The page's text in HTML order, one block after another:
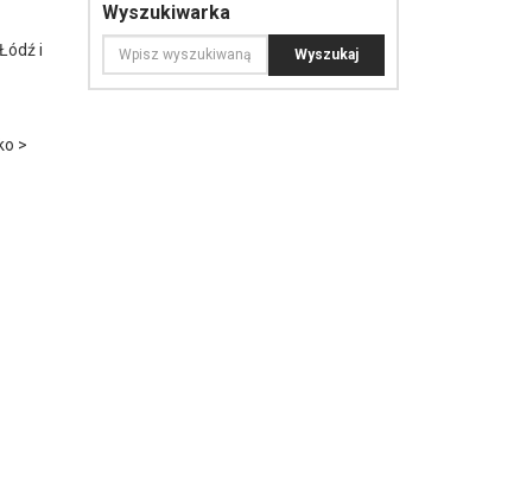
i
>
Wyszukiwarka